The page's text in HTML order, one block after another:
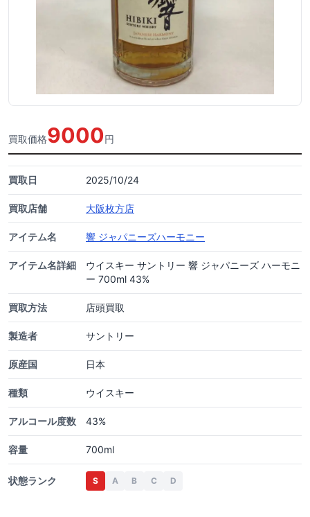
買取価格9000円
買取日 2025/10/24
買取店舗 大阪枚方店
アイテム名 響 ジャパニーズハーモニー
アイテム名詳細
ウイスキー サントリー 響 ジャパニーズ ハーモニ
ー 700ml 43%
買取方法 店頭買取
製造者 サントリー
原産国 日本
種類 ウイスキー
アルコール度数 43%
容量 700ml
状態ランク S A B C D